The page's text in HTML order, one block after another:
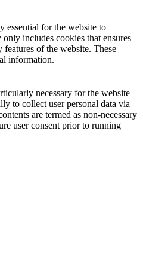
essential for the website to
includes cookies that ensures
of the website. These
information.
necessary for the website
to collect user personal data via
are termed as non-necessary
user consent prior to running